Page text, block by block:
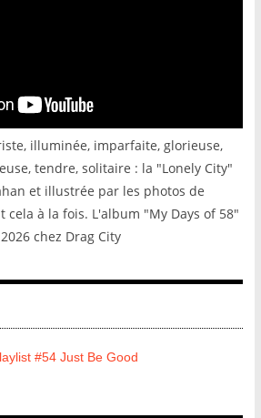
illuminée, imparfaite, glorieuse,
tendre, solitaire : la "Lonely City"
et illustrée par les photos de
cela à la fois. L'album "My Days of 58"
chez Drag City